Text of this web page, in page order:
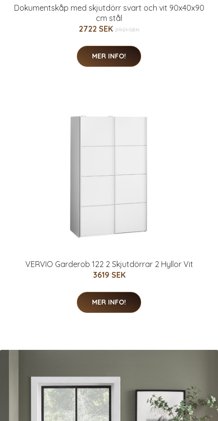
Dokumentskåp med skjutdörr svart och vit 90x40x90
cm stål
2722 SEK 2921 SEK
MER INFO!
VERVIO Garderob 122 2 Skjutdörrar 2 Hyllor Vit
3619 SEK
MER INFO!